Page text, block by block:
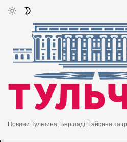
Новини Тульчина, Бершаді, Гайсина та